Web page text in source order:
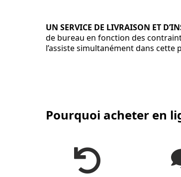
UN SERVICE DE LIVRAISON ET
de bureau en fonction des
l’assiste simultanément dans cette
Pourquoi acheter en